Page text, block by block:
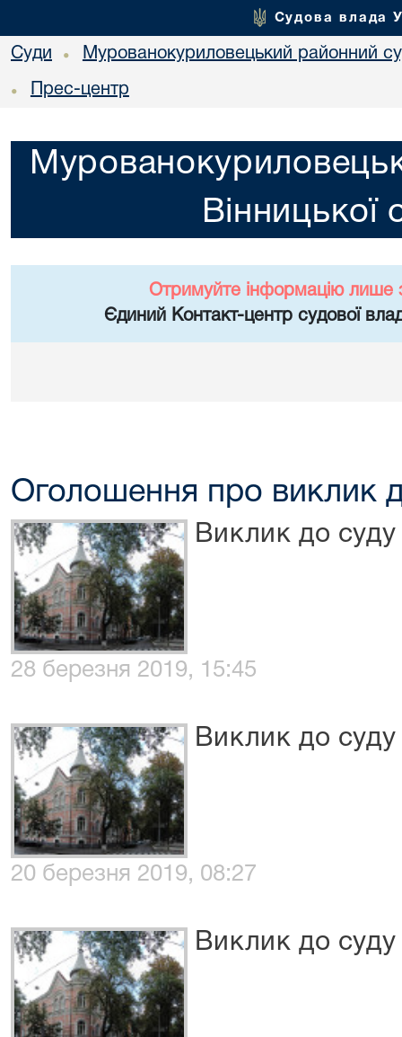
Судова влада
Суди • Мурованокуриловецький районний
• Прес-центр
Вінницької
Отримуйте інформацію лише
Єдиний Контакт-центр судової
Оголошення про виклик
Виклик до
28 березня 2019, 15:45
Виклик до
20 березня 2019, 08:27
Виклик до